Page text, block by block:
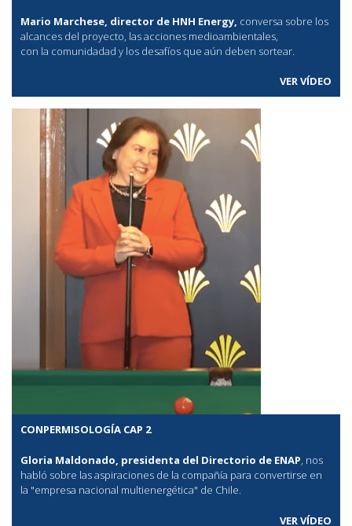
Mario Marchese, director de HNH Energy, conversa sobre los
alcances del proyecto, las acciones medioambientales,
con la comunidadad y los desafíos que aún deben sortear.
VER VÍDEO
CONPERMISOLOGÍA CAP 2
Gloria Maldonado, presidenta del Directorio de ENAP, nos
habló sobre las aspiraciones de la compañía para convertirse en
la "empresa nacional multienergética" de Chile.
VER VÍDEO